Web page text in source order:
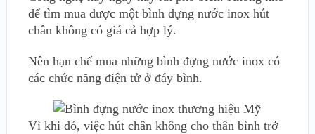
để tìm mua được một bình đựng nước inox hút
chân không có giá cả hợp lý.
Nên hạn chế mua những bình đựng nước inox có
các chức năng điện tử ở đáy bình.
Vì khi đó, việc hút chân không cho thân bình trở